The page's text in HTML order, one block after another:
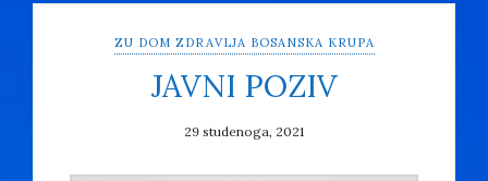
ZU DOM ZDRAVLJA BOSANSKA KRUPA
JAVNI POZIV
29 studenoga, 2021